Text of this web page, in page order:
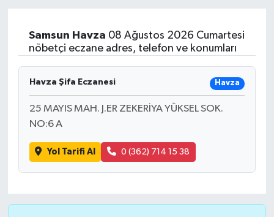
Samsun Havza 08 Ağustos 2026 Cumartesi
nöbetçi eczane adres, telefon ve konumları
Havza Şifa Eczanesi Havza
25 MAYIS MAH. J.ER ZEKERİYA YÜKSEL SOK.
NO:6 A
Yol Tarifi Al 0 (362) 714 15 38